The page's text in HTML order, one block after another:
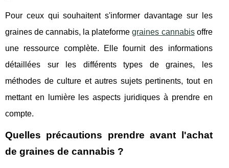
Pour ceux qui souhaitent s'informer davantage sur les
graines de cannabis, la plateformegraines cannabisoffre
une ressource complète. Elle fournit des informations
détaillées sur les différents types de graines, les
méthodes de culture et autres sujets pertinents, tout en
mettant en lumière les aspects juridiques à prendre en
compte.
Quelles précautions prendre avant l'achat
de graines de cannabis ?